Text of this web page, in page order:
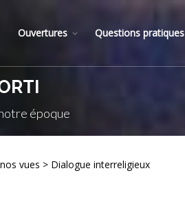
Ouvertures Questions pratiques
époque
vues > Dialogue interreligieux